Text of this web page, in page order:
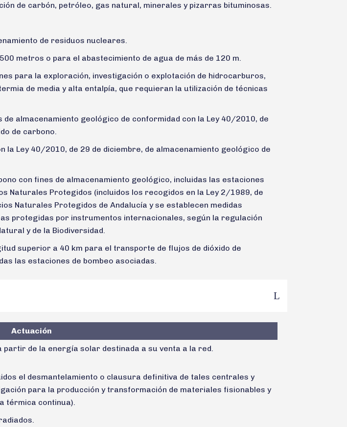
de carbón, petróleo, gas natural, minerales y pizarras bituminosas.
de residuos nucleares.
metros o para el abastecimiento de agua de más de 120 m.
para la exploración, investigación o explotación de hidrocarburos,
de media y alta entalpía, que requieran la utilización de técnicas
de almacenamiento geológico de conformidad con la Ley 40/2010, de
de carbono.
la Ley 40/2010, de 29 de diciembre, de almacenamiento geológico de
con fines de almacenamiento geológico, incluidas las estaciones
Naturales Protegidos (incluidos los recogidos en la Ley 2/1989, de
Naturales Protegidos de Andalucía y se establecen medidas
protegidas por instrumentos internacionales, según la regulación
y de la Biodiversidad.
superior a 40 km para el transporte de flujos de dióxido de
las estaciones de bombeo asociadas.
Actuación
de la energía solar destinada a su venta a la red.
el desmantelamiento o clausura definitiva de tales centrales y
para la producción y transformación de materiales fisionables y
térmica continua).